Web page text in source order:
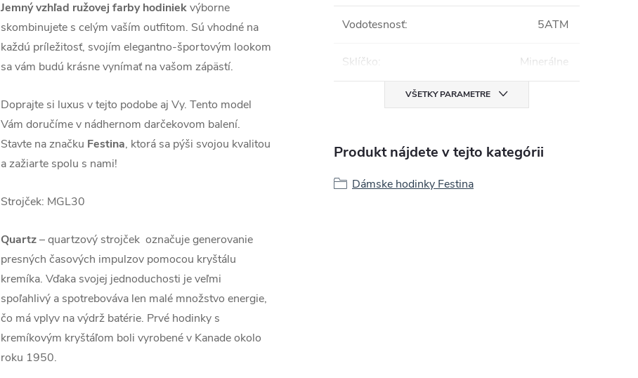
Jemný vzhľad ružovej farby hodiniekvýborne
skombinujete s celým vaším outfitom. Sú vhodné na
každú príležitosť, svojím elegantno-športovým lookom
sa vám budú krásne vynímať na vašom zápästí.
Doprajte si luxus v tejto podobe aj Vy. Tento model
Vám doručíme v nádhernom darčekovom balení.
Stavte na značku Festina, ktorá sa pýši svojou kvalitou
a zažiarte spolu s nami!
Strojček: MGL30
Quartz– quartzový strojček označuje generovanie
presných časových impulzov pomocou kryštálu
kremíka. Vďaka svojej jednoduchosti je veľmi
spoľahlivý a spotrebováva len malé množstvo energie,
čo má vplyv na výdrž batérie. Prvé hodinky s
kremíkovým kryštáľom boli vyrobené v Kanade okolo
roku 1950.
Vodotesnosť: 5ATM
Sklíčko: Minerálne
VŠETKY PARAMETRE
Produkt nájdete v tejto kategórii
Dámske hodinky Festina